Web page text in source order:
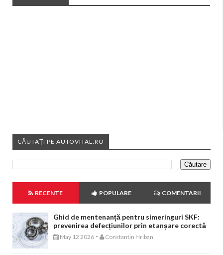
CĂUTAȚI PE AUTOVITAL.RO
RECENTE POPULARE COMENTARII
Ghid de mentenanță pentru simeringuri SKF:
prevenirea defecțiunilor prin etanșare corectă
May 12 2026 - Constantin Hriban